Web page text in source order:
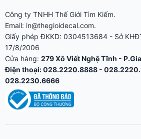
Công ty TNHH Thế Giới Tìm Kiếm.
Email: in@thegioidecal.com.
Giấy phép ĐKKD: 0304513684 - Sở
17/8/2006
Cửa hàng: 279 Xô Viết Nghệ Tĩnh -
Điện thoại: 028.2220.8888 -
028.2230.6666